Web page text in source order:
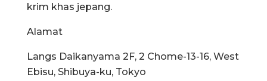
krim khas jepang.
Alamat
Langs Daikanyama 2F, 2 Chome-13-16, West
Ebisu, Shibuya-ku, Tokyo